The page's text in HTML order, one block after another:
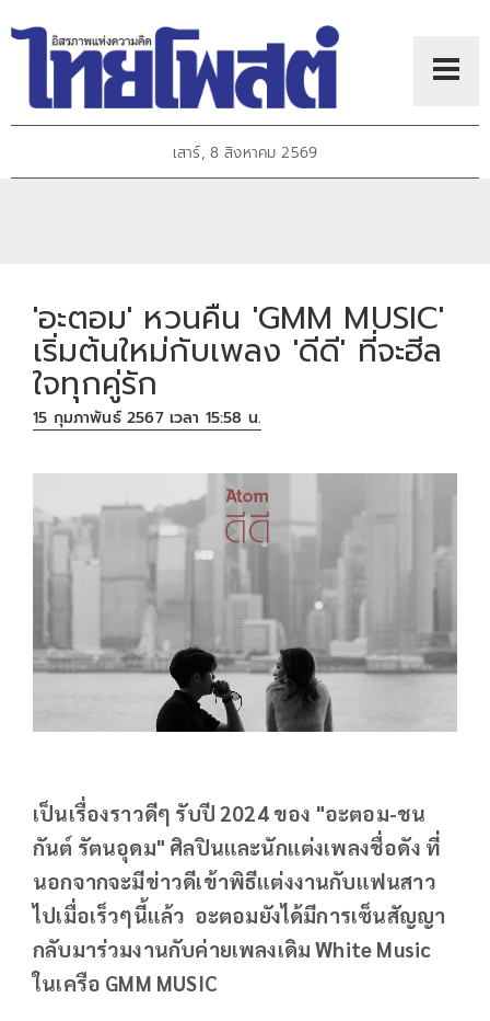
เสาร์, 8 สิงหาคม 2569
'อะตอม' หวนคืน 'GMM MUSIC'
เริ่มต้นใหม่กับเพลง 'ดีดี' ที่จะฮีล
ใจทุกคู่รัก
15 กุมภาพันธ์ 2567 เวลา 15:58 น.
เป็นเรื่องราวดีๆ รับปี 2024 ของ "อะตอม-ชน
กันต์ รัตนอุดม" ศิลปินและนักแต่งเพลงชื่อดัง ที่
นอกจากจะมีข่าวดีเข้าพิธีแต่งงานกับแฟนสาว
ไปเมื่อเร็วๆนี้แล้ว อะตอมยังได้มีการเซ็นสัญญา
กลับมาร่วมงานกับค่ายเพลงเดิม White Music
ในเครือ GMM MUSIC